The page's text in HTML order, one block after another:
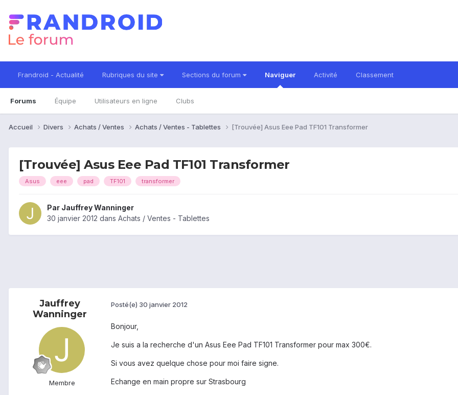
Frandroid - Actualité Rubriques du site Sections du forum Naviguer
Forums Équipe Utilisateurs en ligne Clubs
Activité Classement
Accueil Divers Achats / Ventes Achats / Ventes - Tablettes [Trouvée] Asus Eee Pad TF101 Transformer
[Trouvée] Asus Eee Pad TF101 Transformer
Asus eee pad TF101 transformer
Par Jauffrey Wanninger
30 janvier 2012 dans Achats / Ventes - Tablettes
Jauffrey
Wanninger
Membre
Posté(e) 30 janvier 2012
Bonjour,
Je suis a la recherche d'un Asus Eee Pad TF101 Transformer pour max 300€.
Si vous avez quelque chose pour moi faire signe.
Echange en main propre sur Strasbourg